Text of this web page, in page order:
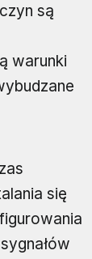
są
warunki
się